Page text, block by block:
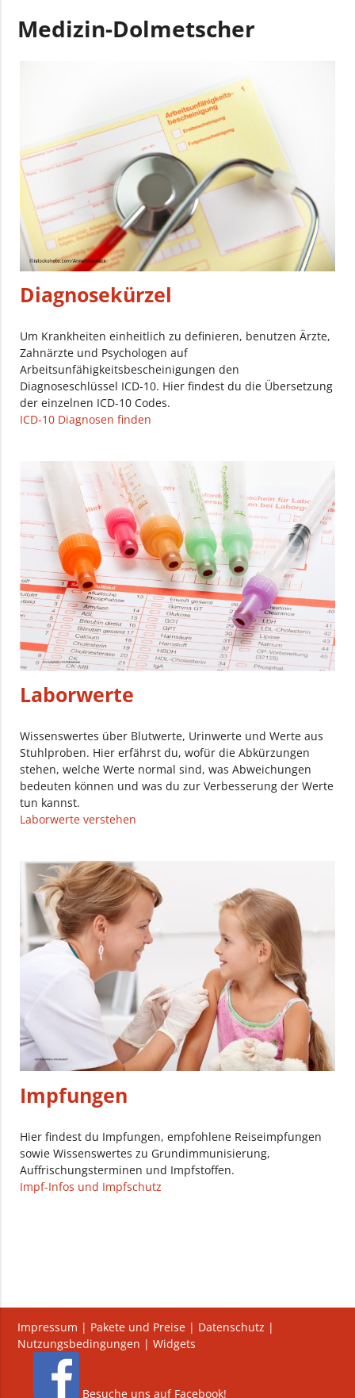
Medizin-Dolmetscher
Diagnosekürzel
Um Krankheiten einheitlich zu definieren, benutzen Ärzte,
Zahnärzte und Psychologen auf
Arbeitsunfähigkeitsbescheinigungen den
Diagnoseschlüssel ICD-10. Hier findest du die Übersetzung
der einzelnen ICD-10 Codes.
ICD-10 Diagnosen finden
Laborwerte
Wissenswertes über Blutwerte, Urinwerte und Werte aus
Stuhlproben. Hier erfährst du, wofür die Abkürzungen
stehen, welche Werte normal sind, was Abweichungen
bedeuten können und was du zur Verbesserung der Werte
tun kannst.
Laborwerte verstehen
Impfungen
Hier findest du Impfungen, empfohlene Reiseimpfungen
sowie Wissenswertes zu Grundimmunisierung,
Auffrischungsterminen und Impfstoffen.
Impf-Infos und Impfschutz
Impressum | Pakete und Preise | Datenschutz |
Nutzungsbedingungen |Widgets
Besuche uns auf Facebook!